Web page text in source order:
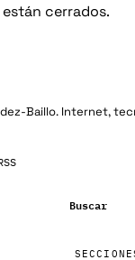
cerrados.
Baillo. Internet,
Buscar